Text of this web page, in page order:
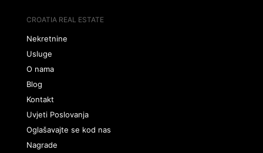
CROATIA REAL ESTATE
Nekretnine
Usluge
O nama
Blog
Kontakt
Uvjeti Poslovanja
Oglašavajte se kod nas
Nagrade